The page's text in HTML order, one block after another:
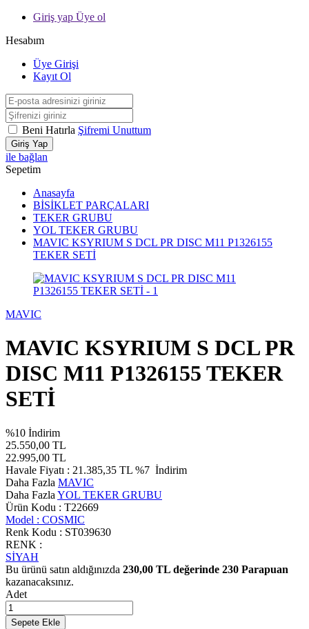
Giriş yap Üye ol
Hesabım
Üye Girişi
Kayıt Ol
Beni Hatırla Şifremi Unuttum
Giriş Yap
ile bağlan
Sepetim
Anasayfa
BİSİKLET PARÇALARI
TEKER GRUBU
YOL TEKER GRUBU
MAVIC KSYRIUM S DCL PR DISC M11 P1326155
TEKER SETİ
MAVIC
MAVIC KSYRIUM S DCL PR
DISC M11 P1326155 TEKER
SETİ
%10 İndirim
25.550,00 TL
22.995,00 TL
Havale Fiyatı : 21.385,35 TL %7 İndirim
Daha Fazla MAVIC
Daha Fazla YOL TEKER GRUBU
Ürün Kodu : T22669
Model : COSMIC
Renk Kodu : ST039630
RENK :
SİYAH
Bu ürünü satın aldığınızda 230,00 TL değerinde 230 Parapuan
kazanacaksınız.
Adet
Sepete Ekle